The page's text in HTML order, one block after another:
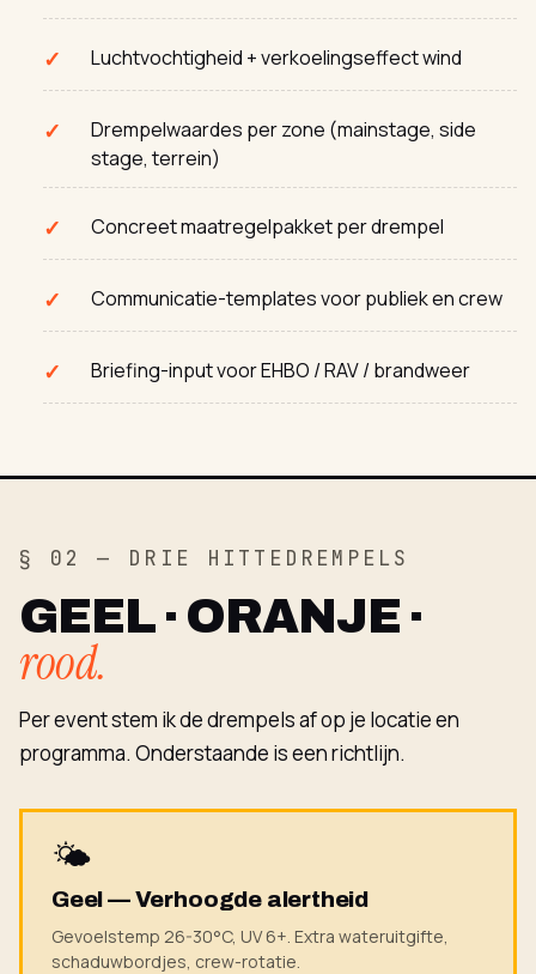
Luchtvochtigheid + verkoelingseffect wind
Drempelwaardes per zone (mainstage, side
stage, terrein)
Concreet maatregelpakket per drempel
Communicatie-templates voor publiek en crew
Briefing-input voor EHBO / RAV / brandweer
§ 02 — DRIE HITTEDREMPELS
GEEL · ORANJE ·
rood.
Per event stem ik de drempels af op je locatie en
programma. Onderstaande is een richtlijn.
🌤
Geel — Verhoogde alertheid
Gevoelstemp 26-30°C, UV 6+. Extra wateruitgifte,
schaduwbordjes, crew-rotatie.